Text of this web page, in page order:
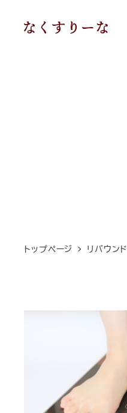
トップページ リバウンド